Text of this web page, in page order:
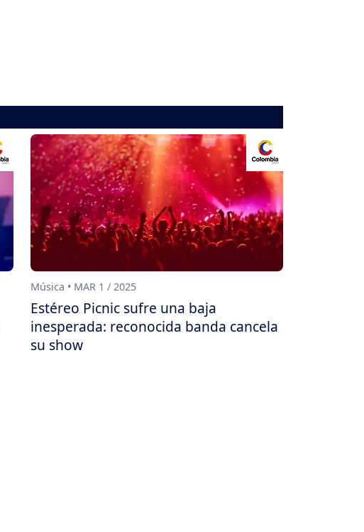
Música • MAR 1 / 2025
Estéreo Picnic sufre una baja
inesperada: reconocida banda cancela
su show